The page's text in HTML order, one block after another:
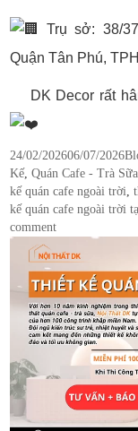
Trụ sở: 38/
Quận Tân Phú,
DK Decor rất
Posted
on
24/02/202606/07/2026
Kế,Quán Cafe - Trà Sữa
kế quán cafe ngoài trời ,
kế quán cafe ngoài trời
comment